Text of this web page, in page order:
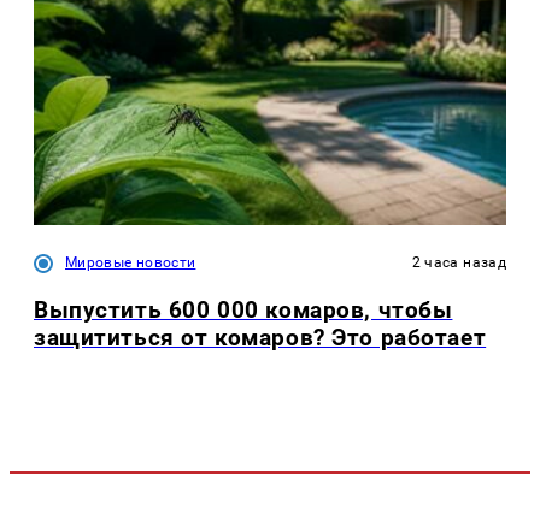
Мировые новости 2 часа назад
Выпустить 600 000 комаров, чтобы
защититься от комаров? Это работает